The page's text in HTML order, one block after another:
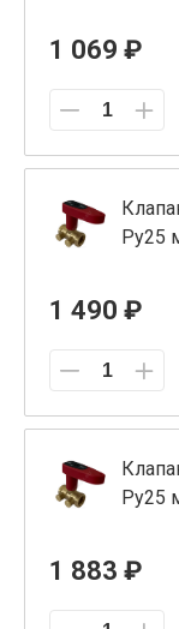
1 069 ₽
Ру25
1 490 ₽
Ру25
1 883 ₽